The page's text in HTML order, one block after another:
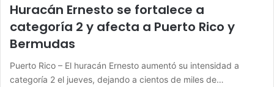
Huracán Ernesto se fortalece a
categoría 2 y afecta a Puerto Rico y
Bermudas
Puerto Rico – El huracán Ernesto aumentó su intensidad a
categoría 2 el jueves, dejando a cientos de miles de…